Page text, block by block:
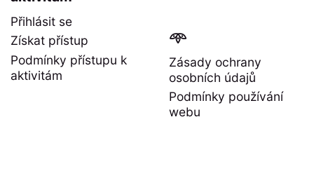
Přihlásit se
Získat přístup
Podmínky přístupu k
aktivitám
𖥸
Zásady ochrany
osobních údajů
Podmínky používání
webu